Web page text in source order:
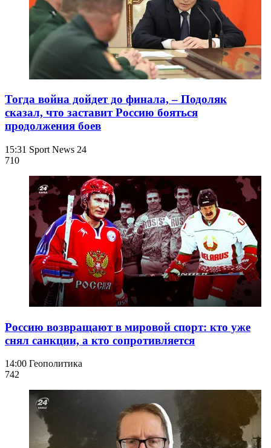
Тогда война дойдет до финала, – Подоляк
сказал, что заставит Россию бояться
продолжения боев
15:31 Sport News 24
710
Россию возвращают в мировой спорт: кто уже
снял санкции, а кто сопротивляется
14:00 Геополитика
742